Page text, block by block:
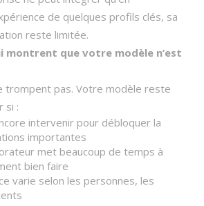
de quelques profils clés, sa
reste limitée.
montrent que votre modèle n’est
trompent pas. Votre modèle reste
si :
intervenir pour débloquer la
importantes
met beaucoup de temps à
bien faire
varie selon les personnes, les